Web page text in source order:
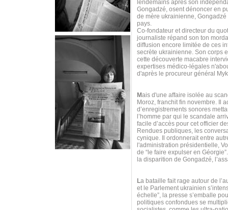
lendemains après son
Gongadzé, osent dénoncer en
de mère ukrainienne, Gongadzé
pays.
Co-fondateur et directeur du
journaliste répand son ton
diffusion encore limitée de ces
secrète ukrainienne. Son corps
cette découverte macabre
expertises médico-légales
d'après le procureur général
Mais d'une affaire isolée au
Moroz, franchit fin novembre. Il
d’enregistrements sonores
l’homme par qui le scandale
facile d’accès pour cet officier
Rendues publiques, les
cynique. Il ordonnerait entre
l'administration présidentielle,
de “le faire expulser en
la disparition de Gongadzé,
La bataille fait rage autour de
et le Parlement ukrainien
échelle”, la presse s’emballe
politiques confondues se